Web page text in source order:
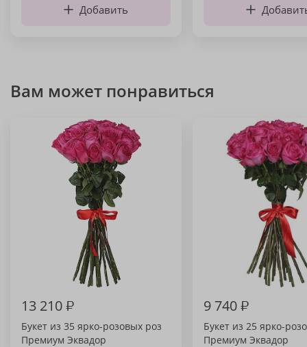
Добавить
Вам может понравиться
13 210₽
Букет из 35 ярко-розовых роз
Премиум Эквадор
9 740₽
Букет из 25 ярко-
Премиум Эквадор